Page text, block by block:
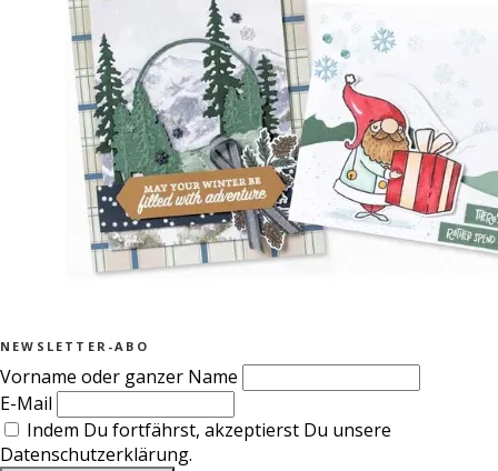
NEWSLETTER-ABO
Vorname oder ganzer Name
E-Mail
Indem Du fortfährst, akzeptierst Du unsere
Datenschutzerklärung.